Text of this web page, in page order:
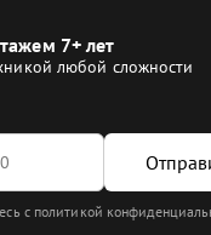
7+ лет
любой сложности
с политикой